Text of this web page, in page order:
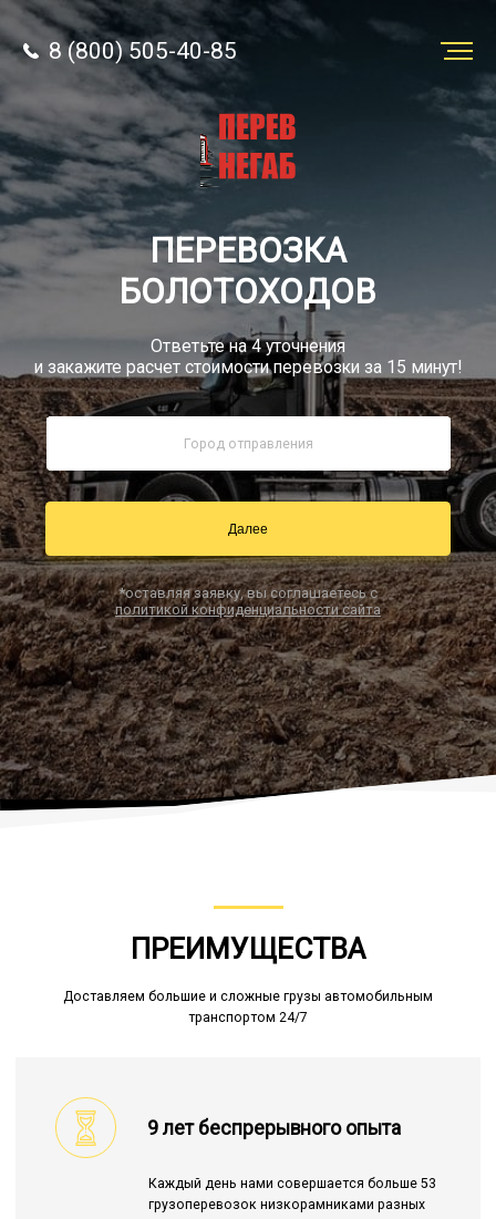
8 (800) 505-40-85
Звонок по РФ бесплатный
sale@simtruck-negabarit.ru
Заказать звонок
Заказать
перевозку
8 (800) 505-40-85
ПЕРЕВОЗКА
БОЛОТОХОДОВ
Ответьте на 4 уточнения
и закажите расчет стоимости перевозки за 15 минут!
Далее
*оставляя заявку, вы соглашаетесь с
политикой конфиденциальности сайта
ПРЕИМУЩЕСТВА
Доставляем большие и сложные грузы автомобильным
транспортом 24/7
9 лет беспрерывного опыта
Каждый день нами совершается больше 53
грузоперевозок низкорамниками разных